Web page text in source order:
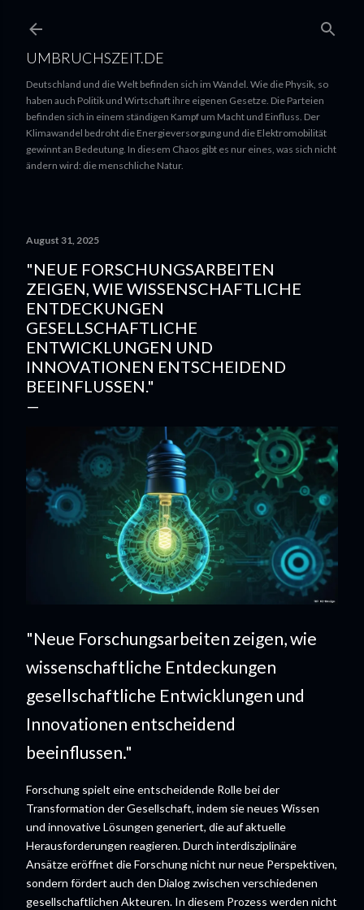
UMBRUCHSZEIT.DE
Deutschland und die Welt befinden sich im Wandel. Wie die Physik, so
haben auch Politik und Wirtschaft ihre eigenen Gesetze. Die Parteien
befinden sich in einem ständigen Kampf um Macht und Einfluss. Der
Klimawandel bedroht die Energieversorgung und die Elektromobilität
gewinnt an Bedeutung. In diesem Chaos gibt es nur eines, was sich nicht
ändern wird: die menschliche Natur.
August 31, 2025
"NEUE FORSCHUNGSARBEITEN
ZEIGEN, WIE WISSENSCHAFTLICHE
ENTDECKUNGEN
GESELLSCHAFTLICHE
ENTWICKLUNGEN UND
INNOVATIONEN ENTSCHEIDEND
BEEINFLUSSEN."
"Neue Forschungsarbeiten zeigen, wie
wissenschaftliche Entdeckungen
gesellschaftliche Entwicklungen und
Innovationen entscheidend
beeinflussen."
Forschung spielt eine entscheidende Rolle bei der
Transformation der Gesellschaft, indem sie neues Wissen
und innovative Lösungen generiert, die auf aktuelle
Herausforderungen reagieren. Durch interdisziplinäre
Ansätze eröffnet die Forschung nicht nur neue Perspektiven,
sondern fördert auch den Dialog zwischen verschiedenen
gesellschaftlichen Akteuren. In diesem Prozess werden nicht